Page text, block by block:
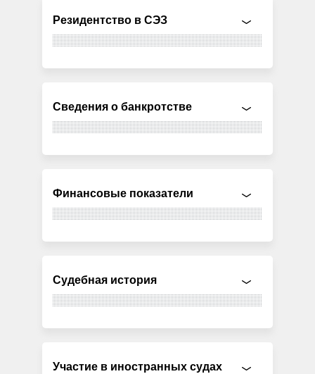
Резидентство в СЭЗ
Сведения о банкротстве
Финансовые показатели
Судебная история
Участие в иностранных судах